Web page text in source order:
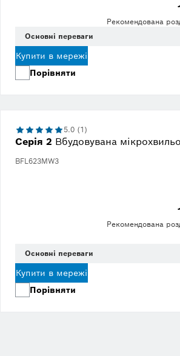
Рекомендована
Основні переваги
Купити в мережі
Порівняти
Серія 2 Вбудовувана
BFL623MW3
5.0 (1)
Рекомендована
Основні переваги
Купити в мережі
Порівняти